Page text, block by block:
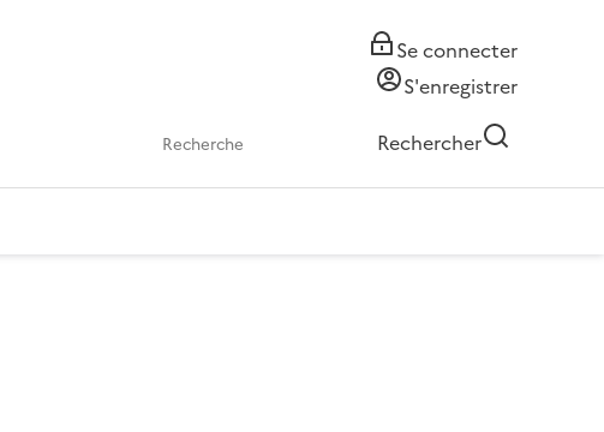
Se connecter
S'enregistrer
Rechercher